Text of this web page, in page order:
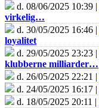
d. 08/06/2025 10:39 |
virkelig…
d. 30/05/2025 16:46 |
loyalitet
d. 29/05/2025 23:23 |
klubberne milliarder…
d. 26/05/2025 22:21 |
d. 24/05/2025 16:17 |
d. 18/05/2025 20:11 |